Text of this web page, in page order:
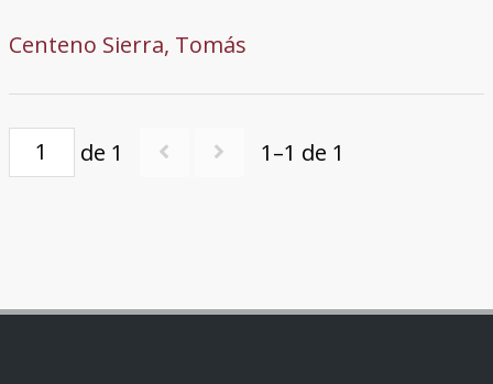
Centeno Sierra, Tomás
de 1 1–1 de 1